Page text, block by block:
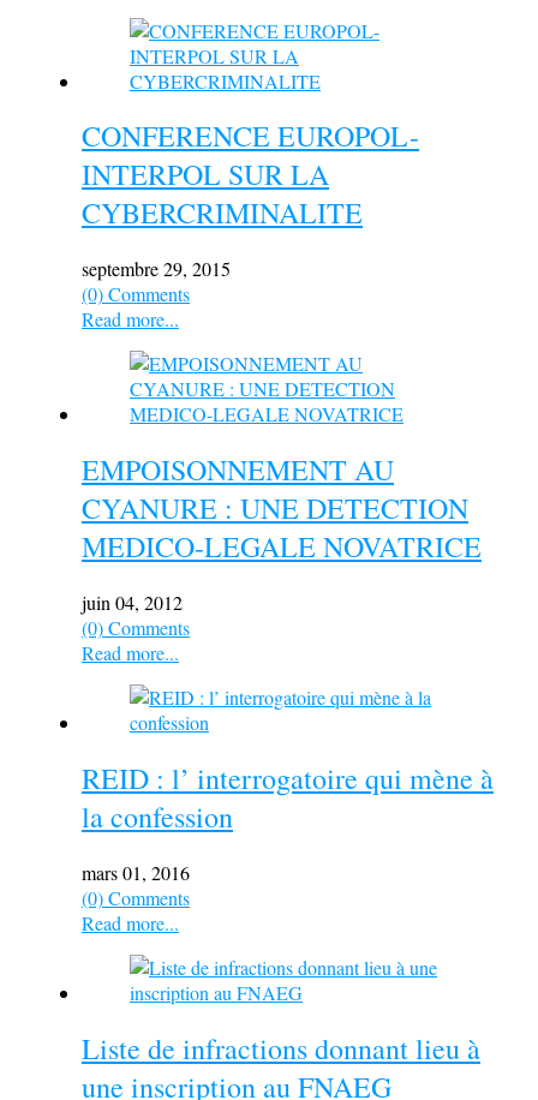
CONFERENCE EUROPOL-
INTERPOL SUR LA
CYBERCRIMINALITE
septembre 29, 2015
(0) Comments
Read more...
EMPOISONNEMENT AU
CYANURE : UNE DETECTION
MEDICO-LEGALE NOVATRICE
juin 04, 2012
(0) Comments
Read more...
REID : l’ interrogatoire qui mène à
la confession
mars 01, 2016
(0) Comments
Read more...
Liste de infractions donnant lieu à
une inscription au FNAEG